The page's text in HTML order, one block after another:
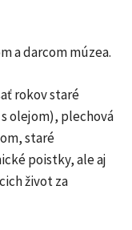
a darcom múzea.
rokov staré
olejom), plechová
staré
poistky, ale aj
život za